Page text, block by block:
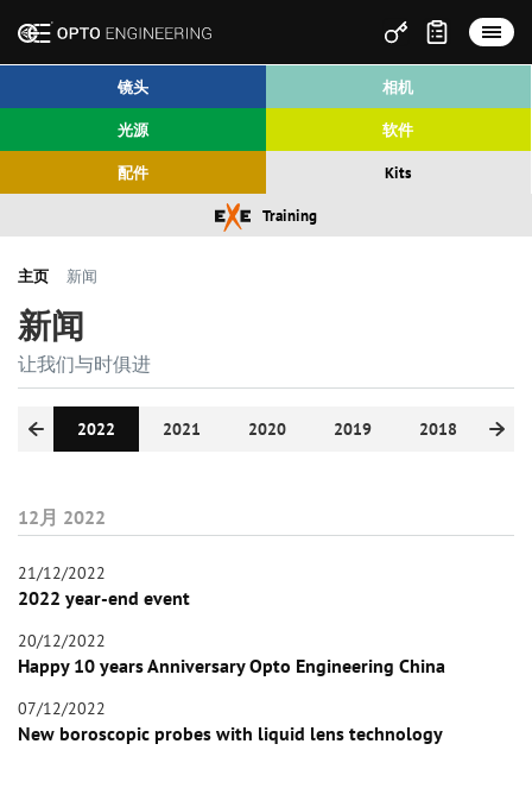
镜头 相机
光源 软件
配件 Kits
Training
主页 新闻
新闻
让我们与时俱进
2022 2021 2020 2019 2018
12月 2022
21/12/2022
2022 year-end event
20/12/2022
Happy 10 years Anniversary Opto Engineering China
07/12/2022
New boroscopic probes with liquid lens technology